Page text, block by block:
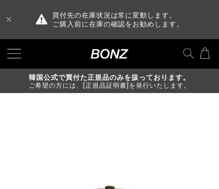
買付先の在庫状況は常に変動します。
ご購入前に在庫の確認をお勧めします。
韓国公式で買付た正規品のみを扱っております。
ご希望の方には、[正規品証明書]を発行いたします。